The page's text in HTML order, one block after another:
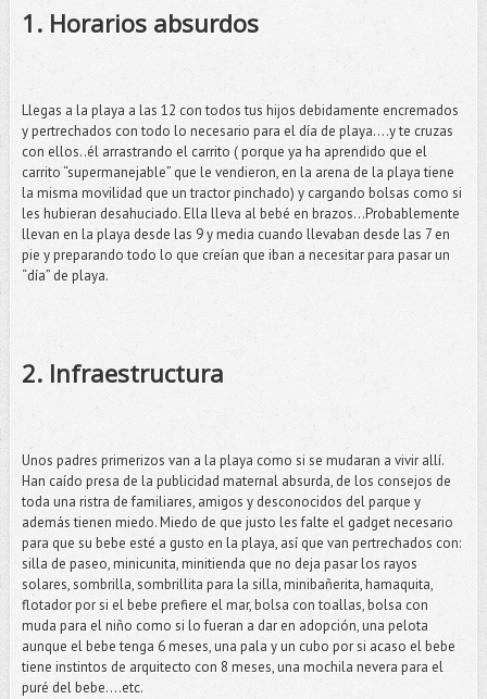
1. Horarios absurdos
Llegas a la playa a las 12 con todos tus hijos debidamente encremados
y pertrechados con todo lo necesario para el día de playa….y te cruzas
con ellos..él arrastrando el carrito ( porque ya ha aprendido que el
carrito “supermanejable” que le vendieron, en la arena de la playa tiene
la misma movilidad que un tractor pinchado) y cargando bolsas como si
les hubieran desahuciado. Ella lleva al bebé en brazos…Probablemente
llevan en la playa desde las 9 y media cuando llevaban desde las 7 en
pie y preparando todo lo que creían que iban a necesitar para pasar un
“día” de playa.
2. Infraestructura
Unos padres primerizos van a la playa como si se mudaran a vivir allí.
Han caído presa de la publicidad maternal absurda, de los consejos de
toda una ristra de familiares, amigos y desconocidos del parque y
además tienen miedo. Miedo de que justo les falte el gadget necesario
para que su bebe esté a gusto en la playa, así que van pertrechados con:
silla de paseo, minicunita, minitienda que no deja pasar los rayos
solares, sombrilla, sombrillita para la silla, minibañerita, hamaquita,
flotador por si el bebe prefiere el mar, bolsa con toallas, bolsa con
muda para el niño como si lo fueran a dar en adopción, una pelota
aunque el bebe tenga 6 meses, una pala y un cubo por si acaso el bebe
tiene instintos de arquitecto con 8 meses, una mochila nevera para el
puré del bebe….etc.